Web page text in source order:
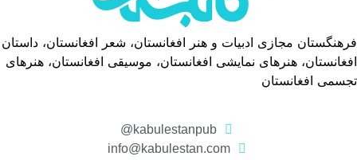
فرهنگستان مجازی ادبیات و هنر افغانستان، شعر افغانستان، داستان
افغانستان، هنرهای نمایشی افغانستان، موسیقی افغانستان، هنرهای
تجسمی افغانستان
kabulestanpub@
info@kabulestan.com